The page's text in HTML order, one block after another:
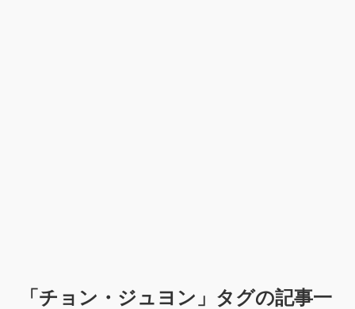
「チョン・ジュヨン 」タグの記事一